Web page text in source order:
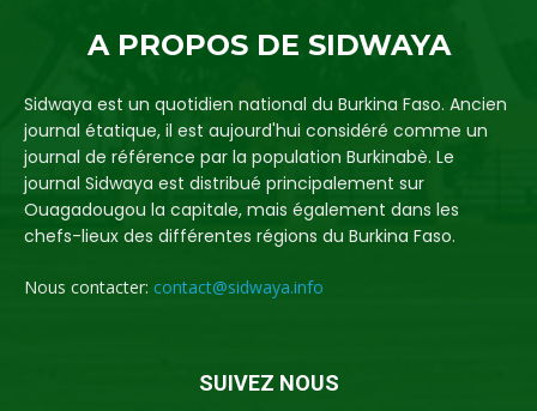
A PROPOS DE SIDWAYA
Sidwaya est un quotidien national du Burkina Faso. Ancien
journal étatique, il est aujourd'hui considéré comme un
journal de référence par la population Burkinabè. Le
journal Sidwaya est distribué principalement sur
Ouagadougou la capitale, mais également dans les
chefs-lieux des différentes régions du Burkina Faso.
Nous contacter: contact@sidwaya.info
SUIVEZ NOUS